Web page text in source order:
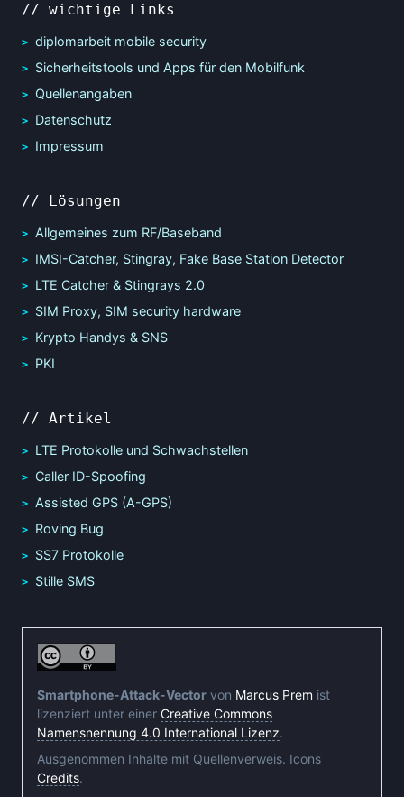
// wichtige Links
diplomarbeit mobile security
Sicherheitstools und Apps für den Mobilfunk
Quellenangaben
Datenschutz
Impressum
// Lösungen
Allgemeines zum RF/Baseband
IMSI-Catcher, Stingray, Fake Base Station Detector
LTE Catcher & Stingrays 2.0
SIM Proxy, SIM security hardware
Krypto Handys & SNS
PKI
// Artikel
LTE Protokolle und Schwachstellen
Caller ID-Spoofing
Assisted GPS (A-GPS)
Roving Bug
SS7 Protokolle
Stille SMS
Smartphone-Attack-Vector von Marcus Prem ist
lizenziert unter einer Creative Commons
Namensnennung 4.0 International Lizenz.
Ausgenommen Inhalte mit Quellenverweis. Icons
Credits.